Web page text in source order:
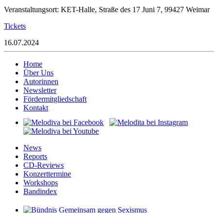
Veranstaltungsort: KET-Halle, Straße des 17 Juni 7, 99427 Weimar
Tickets
16.07.2024
Home
Über Uns
Autorinnen
Newsletter
Fördermitgliedschaft
Kontakt
News
Reports
CD-Reviews
Konzerttermine
Workshops
Bandindex